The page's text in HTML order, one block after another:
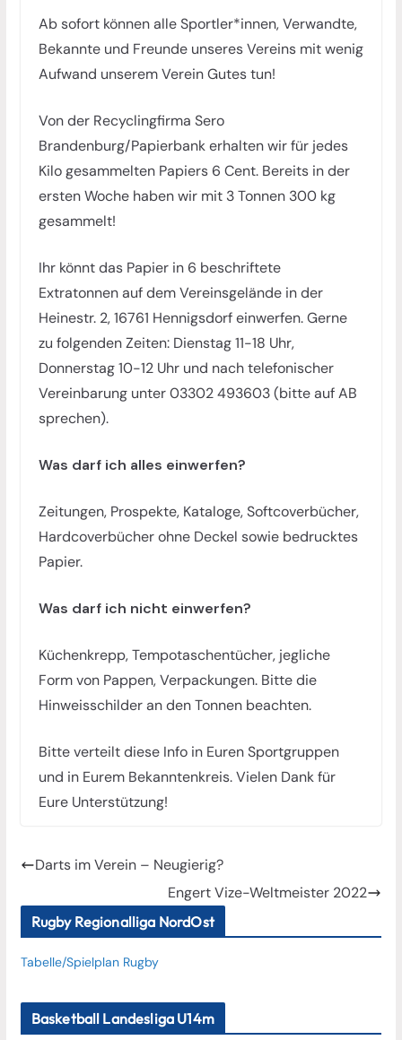
d
U
m
e
b
u
n
Ab sofort können alle Sportler*innen, Verwandte,
Bekannte und Freunde unseres Vereins mit wenig
Aufwand unserem Verein Gutes tun!
Von der Recyclingfirma Sero
Brandenburg/Papierbank erhalten wir für jedes
Kilo gesammelten Papiers 6 Cent. Bereits in der
ersten Woche haben wir mit 3 Tonnen 300 kg
gesammelt!
Ihr könnt das Papier in 6 beschriftete
Extratonnen auf dem Vereinsgelände in der
Heinestr. 2, 16761 Hennigsdorf einwerfen. Gerne
zu folgenden Zeiten: Dienstag 11-18 Uhr,
Donnerstag 10-12 Uhr und nach telefonischer
Vereinbarung unter 03302 493603 (bitte auf AB
sprechen).
Was darf ich alles einwerfen?
Zeitungen, Prospekte, Kataloge, Softcoverbücher,
Hardcoverbücher ohne Deckel sowie bedrucktes
Papier.
Was darf ich nicht einwerfen?
Küchenkrepp, Tempotaschentücher, jegliche
Form von Pappen, Verpackungen. Bitte die
Hinweisschilder an den Tonnen beachten.
Bitte verteilt diese Info in Euren Sportgruppen
und in Eurem Bekanntenkreis. Vielen Dank für
Eure Unterstützung!
Darts im Verein – Neugierig?
Engert Vize-Weltmeister 2022
Rugby Regionalliga NordOst
Tabelle/Spielplan Rugby
Basketball Landesliga U14m